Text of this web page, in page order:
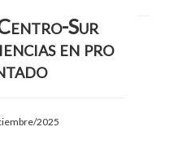
Sur
en pro
2025